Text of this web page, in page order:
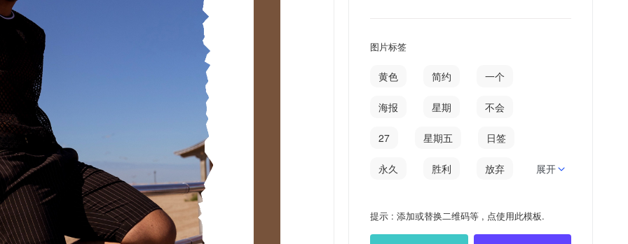
图片标签
黄色 简约 一个
海报 星期 不会
27 星期五 日签
永久 胜利 放弃 展开
提示 : 添加或替换二维码等 , 点使用此模板.